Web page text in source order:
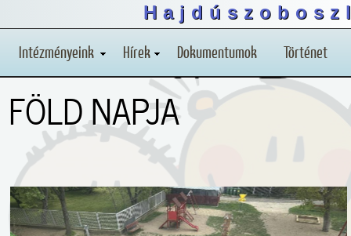
Intézményeink Hírek Dokumentumok Történet
FÖLD NAPJA